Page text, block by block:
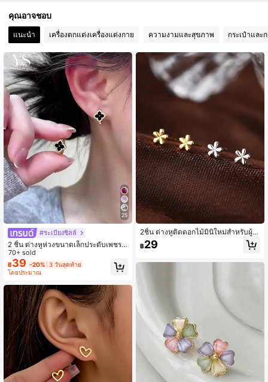
4.80 3.6K ผู้ติดตาม
4.80 3.6K ผู้ติดตาม
4.80 3.6K ผู้ติดตาม
3.6K ผู้ติดตาม
3.6K ผู้ติดตาม
4.80 3.6K ผู้ติดตาม
คุณอาจชอบ
แนะนำ เครื่องตกแต่งเครื่องแต่งกาย ความงามและสุขภาพ กระเป๋าและ
25
#ระเบียงชิลล์
2 ชิ้น ต่างหูห่วงขนาดเล็กประดับเพชร
CZ ลายดอกไม้คลาสสิก เหมาะสำหรับใ
ส่ไปมหาวิทยาลัยและใช้ในชีวิตประจำวั
น ต่างหูสตั๊ดขนาดเล็ก ของขวัญที่ดีสำห
รับแฟนสาวในวันวาเลนไทน์หรือวันเกิด
70+ sold
฿39 -20% 3 วันสุดท้าย
โดยประมาณ
2ชิ้น ต่างหูติดดอกไม้มินิใหม่สำหรับผู้ห
ญิง สวมใส่ประจำวัน วาเลนไทน์, แม่, วั
นแม่ ของขวัญ
฿29